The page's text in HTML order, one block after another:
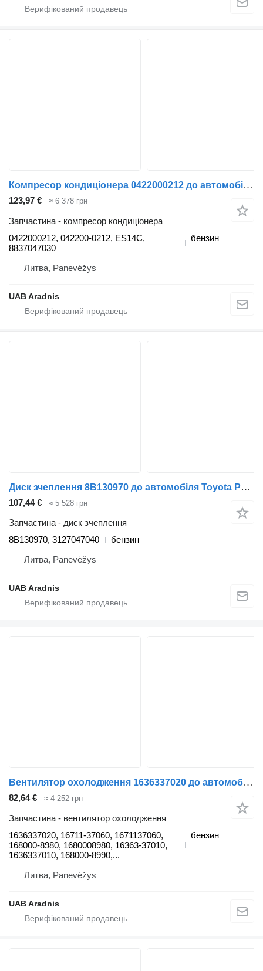
Компресор кондиціонера 0422000212 до автомобіля Toyota PRIUS (_W3_)
123,97 € ≈ 6 378 грн
Запчастина - компресор кондиціонера
0422000212, 042200-0212, ES14C,
8837047030
бензин
Литва, Panevėžys
UAB Aradnis
Диск зчеплення 8B130970 до автомобіля Toyota PRIUS 1.8 Hybrid (ZVW3_)
107,44 € ≈ 5 528 грн
Запчастина - диск зчеплення
8B130970, 3127047040
бензин
Литва, Panevėžys
UAB Aradnis
Вентилятор охолодження 1636337020 до автомобіля Toyota PRIUS (_W3_)
82,64 € ≈ 4 252 грн
Запчастина - вентилятор охолодження
1636337020, 16711-37060, 1671137060,
168000-8980, 1680008980, 16363-37010,
1636337010, 168000-8990,...
бензин
Литва, Panevėžys
UAB Aradnis